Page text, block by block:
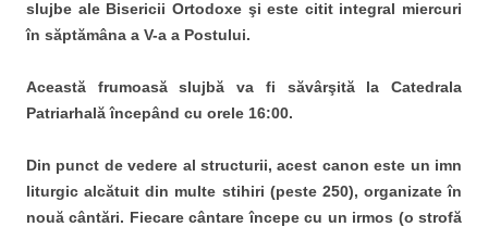
slujbe ale Bisericii Ortodoxe şi este citit integral miercuri
în săptămâna a V-a a Postului.
Această frumoasă slujbă va fi săvârşită la Catedrala
Patriarhală începând cu orele 16:00.
Din punct de vedere al structurii, acest canon este un imn
liturgic alcătuit din multe stihiri (peste 250), organizate în
nouă cântări. Fiecare cântare începe cu un irmos (o strofă